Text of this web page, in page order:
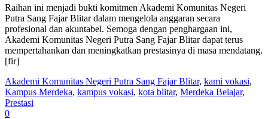
Raihan ini menjadi bukti komitmen Akademi Komunitas Negeri
Putra Sang Fajar Blitar dalam mengelola anggaran secara
profesional dan akuntabel. Semoga dengan penghargaan ini,
Akademi Komunitas Negeri Putra Sang Fajar Blitar dapat terus
mempertahankan dan meningkatkan prestasinya di masa mendatang.
[fir]
Akademi Komunitas Negeri Putra Sang Fajar Blitar, kami vokasi,
Kampus Merdeka, kampus vokasi, kota blitar, Merdeka Belajar,
Prestasi
0